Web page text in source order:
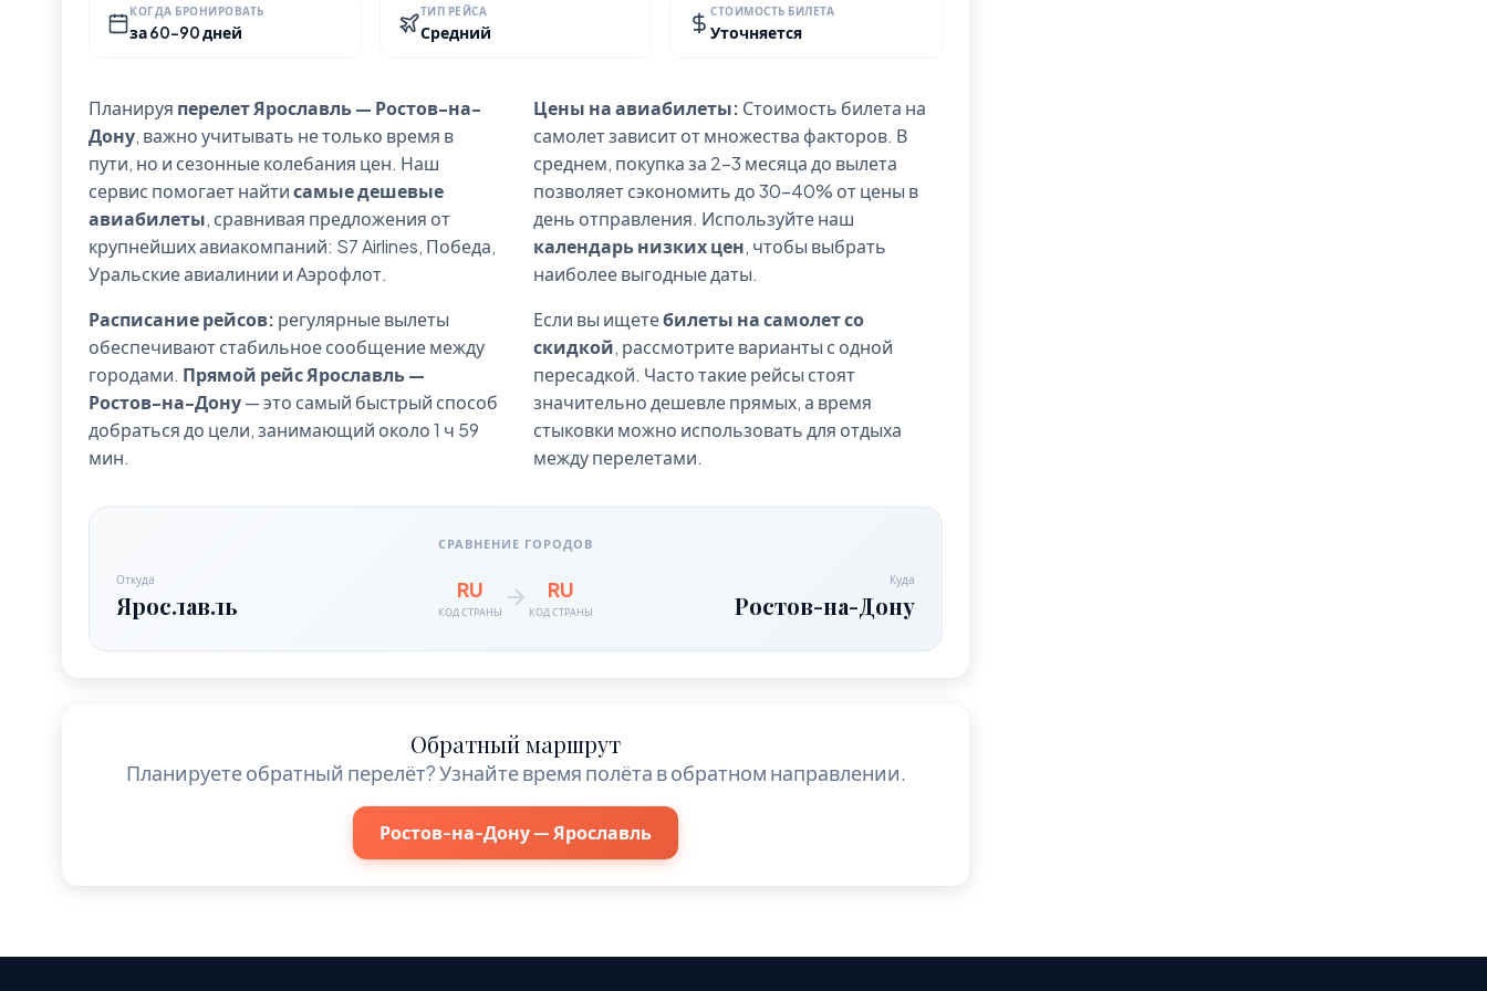
КОГДА БРОНИРОВАТЬ
за 60-90 дней
ТИП РЕЙСА
Средний
СТОИМОСТЬ БИЛЕТА
Уточняется
Планируя перелет Ярославль — Ростов-на-
Дону, важно учитывать не только время в
пути, но и сезонные колебания цен. Наш
сервис помогает найтисамые дешевые
авиабилеты, сравнивая предложения от
крупнейших авиакомпаний: S7 Airlines, Победа,
Уральские авиалинии и Аэрофлот.
Расписание рейсов: регулярные вылеты
обеспечивают стабильное сообщение между
городами. Прямой рейс Ярославль —
Ростов-на-Дону— это самый быстрый способ
добраться до цели, занимающий около 1 ч 59
мин.
Цены на авиабилеты: Стоимость билета на
самолет зависит от множества факторов. В
среднем, покупка за 2-3 месяца до вылета
позволяет сэкономить до 30-40% от цены в
день отправления. Используйте наш
календарь низких цен, чтобы выбрать
наиболее выгодные даты.
Если вы ищетебилеты на самолет со
скидкой, рассмотрите варианты с одной
пересадкой. Часто такие рейсы стоят
значительно дешевле прямых, а время
стыковки можно использовать для отдыха
между перелетами.
СРАВНЕНИЕ ГОРОДОВ
Откуда
Ярославль
RU
КОД СТРАНЫ
RU
КОД СТРАНЫ
Куда
Ростов-на-Дону
Обратный маршрут
Планируете обратный перелёт? Узнайте время полёта в обратном направлении.
Ростов-на-Дону — Ярославль